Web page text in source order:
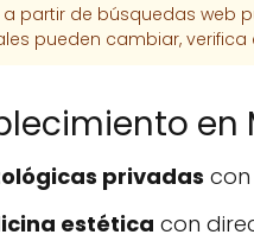
partir de búsquedas web
pueden cambiar,
en
privadas
estética con